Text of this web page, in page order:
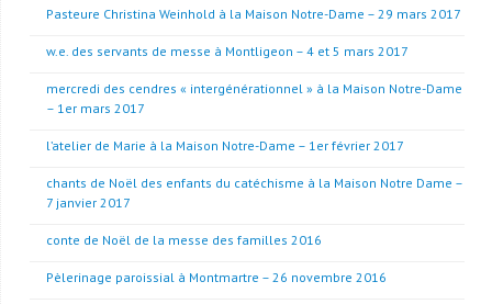
Pasteure Christina Weinhold à la Maison Notre-Dame – 29 mars 2017
w.e. des servants de messe à Montligeon – 4 et 5 mars 2017
mercredi des cendres « intergénérationnel » à la Maison Notre-Dame
– 1er mars 2017
l’atelier de Marie à la Maison Notre-Dame – 1er février 2017
chants de Noël des enfants du catéchisme à la Maison Notre Dame –
7 janvier 2017
conte de Noël de la messe des familles 2016
Pèlerinage paroissial à Montmartre – 26 novembre 2016